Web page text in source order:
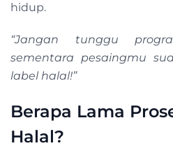
hidup.
“Jangan tunggu
sementara pesaingmu
label halal!”
Berapa Lama
Halal?